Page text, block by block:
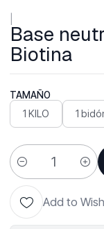
Base
Biotina
TAMAÑO
1 KILO 1
Quantity
Add to